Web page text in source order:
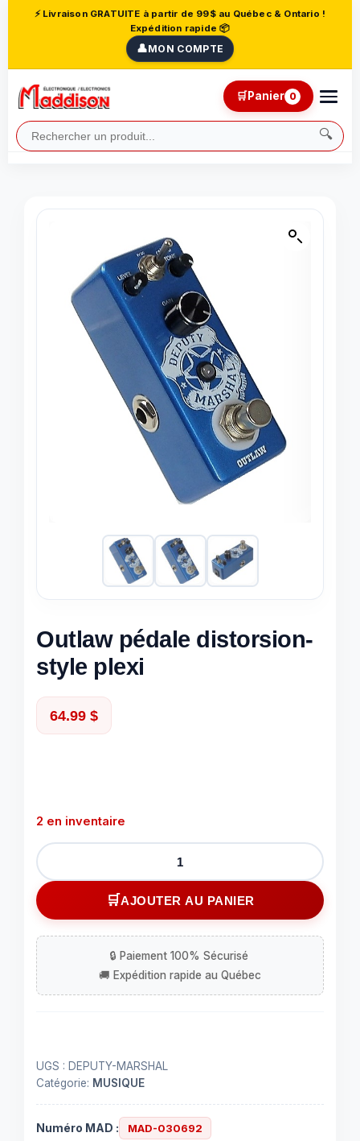
⚡ Livraison GRATUITE à partir de 99$ au Québec & Ontario !
Expédition rapide 📦
👤MON COMPTE
🔍
🛒Panier 0
Outlaw pédale distorsion-
style plexi
64.99 $
2 en inventaire
quantité
de
Outlaw
pédale
distorsion-
style
plexi
AJOUTER AU PANIER
UGS : DEPUTY-MARSHAL
Catégorie: MUSIQUE
Numéro MAD : MAD-030692